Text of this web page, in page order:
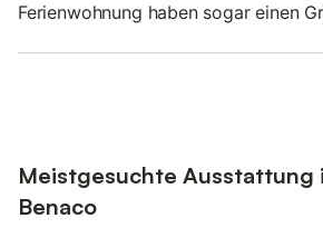
Ferienwohnung haben sogar einen
Meistgesuchte Ausstattung
Benaco